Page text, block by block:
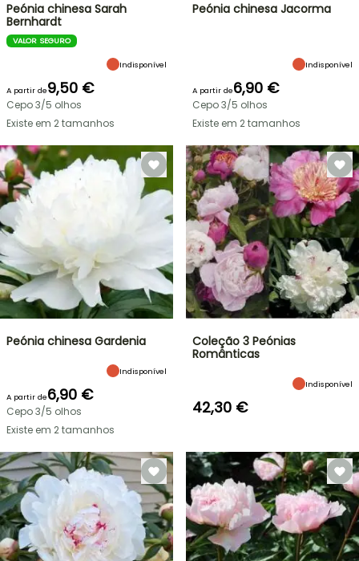
Peónia chinesa Sarah
Bernhardt
VALOR SEGURO
Indisponível
A partir de9,50 €
Cepo 3/5 olhos
Existe em 2 tamanhos
Peónia chinesa Jacorma
Indisponível
A partir de6,90 €
Cepo 3/5 olhos
Existe em 2 tamanhos
Peónia chinesa Gardenia
Indisponível
A partir de6,90 €
Cepo 3/5 olhos
Existe em 2 tamanhos
Coleção 3 Peónias
Românticas
Indisponível
42,30 €